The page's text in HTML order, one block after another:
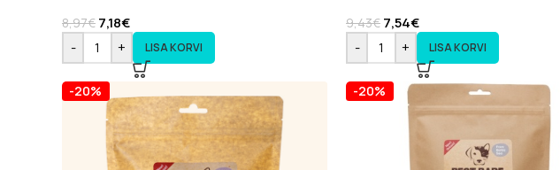
8,97€ 7,18€
-
+ LISA KORVI
9,43€ 7,54€
-
+ LISA KORVI
-20% -20%